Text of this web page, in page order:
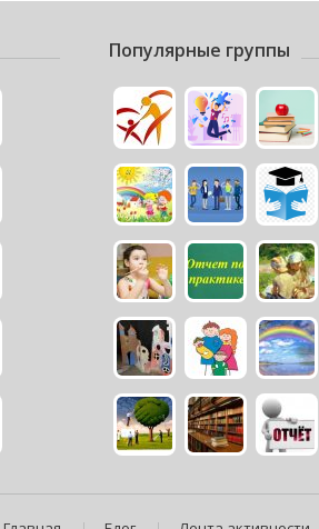
Популярные группы